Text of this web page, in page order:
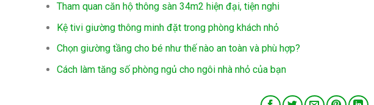
Tham quan căn hộ thông sàn 34m2 hiện đại, tiện nghi
Kệ tivi giường thông minh đặt trong phòng khách nhỏ
Chọn giường tầng cho bé như thế nào an toàn và phù hợp?
Cách làm tăng số phòng ngủ cho ngôi nhà nhỏ của bạn